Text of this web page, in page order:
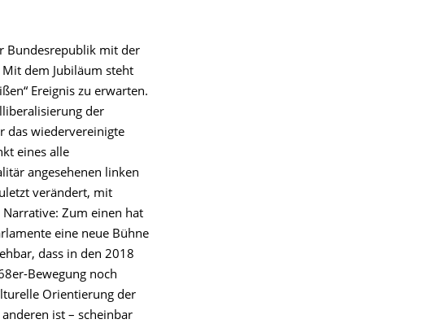
Bundesrepublik mit der
dem Jubiläum steht
Ereignis zu erwarten.
der
das wiedervereinigte
eines alle
angesehenen linken
verändert, mit
Zum einen hat
eine neue Bühne
dass in den 2018
Bewegung noch
Orientierung der
ist – scheinbar